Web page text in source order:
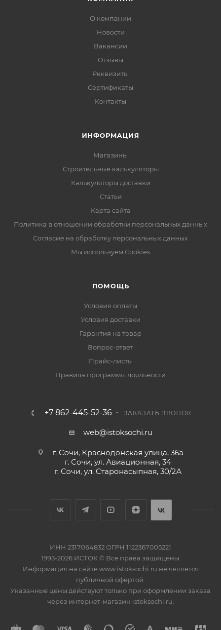
О компании
Новости
Вакансии
Отзывы
Реквизиты
Сертификаты
Контакты
ИНФОРМАЦИЯ
Магазины
Строительные калькуляторы
Калькуляторы доставки
Статьи
Карта сайта
Политика в отношении обработки персональных данных
Согласие на обработку персональных данных
Мы используем Cookies
ПОМОЩЬ
Условия оплаты
Условия доставки
Гарантия на товар
Вопрос-ответ
Прайс-листы
Правила программы лояльности
+7 862-445-52-36 ЗАКАЗАТЬ ЗВОНОК
web@istoksochi.ru
г. Сочи, Краснодонская улица, 36а
г. Сочи, ул. Авиационная, 34
г. Сочи, ул. Старонасыпная, 30/2А
ИНН 2317064832 ОГРН 1122367005221
1993-2026 ИСТОК © Все права защищены.
Информация на сайте www.istoksochi.ru не является
публичной офертой.
Указанные цены действуют только при оформлении заказа
через интернет-магазин istoksochi.ru.